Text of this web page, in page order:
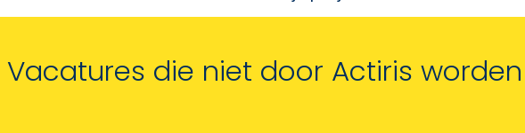
Vacatures die niet door Actiris